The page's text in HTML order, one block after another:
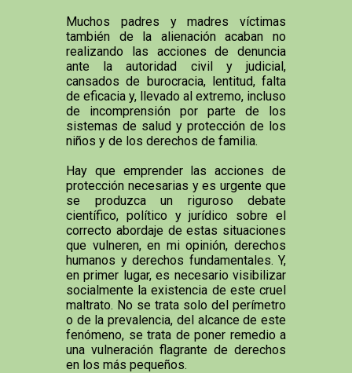
Muchos padres y madres víctimas
también de la alienación acaban no
realizando las acciones de denuncia
ante la autoridad civil y judicial,
cansados de burocracia, lentitud, falta
de eficacia y, llevado al extremo, incluso
de incomprensión por parte de los
sistemas de salud y protección de los
niños y de los derechos de familia.
Hay que emprender las acciones de
protección necesarias y es urgente que
se produzca un riguroso debate
científico, político y jurídico sobre el
correcto abordaje de estas situaciones
que vulneren, en mi opinión, derechos
humanos y derechos fundamentales. Y,
en primer lugar, es necesario visibilizar
socialmente la existencia de este cruel
maltrato. No se trata solo del perímetro
o de la prevalencia, del alcance de este
fenómeno, se trata de poner remedio a
una vulneración flagrante de derechos
en los más pequeños.